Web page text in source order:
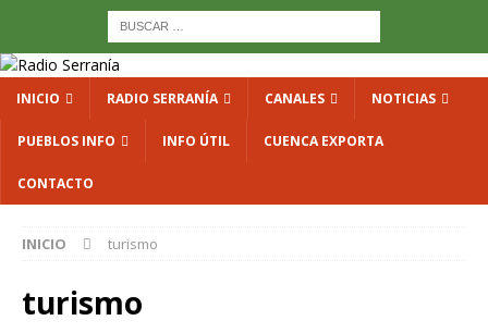
INICIO RADIO SERRANÍA CANALES NOTICIAS
PUEBLOS INFO INFO ÚTIL CUENCA EXPORTA
CONTACTO
INICIO turismo
turismo